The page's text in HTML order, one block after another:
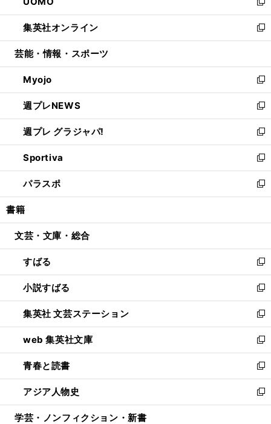
開
く
ド
ウ
で
開
ィ
ン
ド
ウ
開
く
い
ウ
ィ
ン
ウ
で
開
く
新
し
い
ウ
ン
ド
ウ
で
開
く
集英社オンライン
新
し
ウ
ィ
ン
ド
ウ
で
開
く
芸能・情報・スポーツ
Myojo
新
し
い
ウ
ィ
ン
ド
ウ
で
開
週プレNEWS
新
し
い
ウ
ィ
ン
ド
ウ
開
週プレ グラジャパ!
新
し
い
ウ
ィ
ン
ウ
開
く
Sportiva
新
し
い
ウ
ン
ウ
で
開
く
パラスポ
新
し
ウ
ン
ド
ウ
で
開
く
書籍
文芸・文庫・総合
すばる
新
し
い
ウ
ィ
ン
ド
ウ
で
開
く
小説すばる
新
し
い
ウ
ィ
ン
ド
ウ
で
開
集英社 文芸ステーション
新
し
い
ウ
ィ
ン
ド
ウ
web 集英社文庫
新
し
い
ウ
ィ
ン
青春と読書
新
し
い
ウ
アジア人物史
新
し
学芸・ノンフィクション・新書